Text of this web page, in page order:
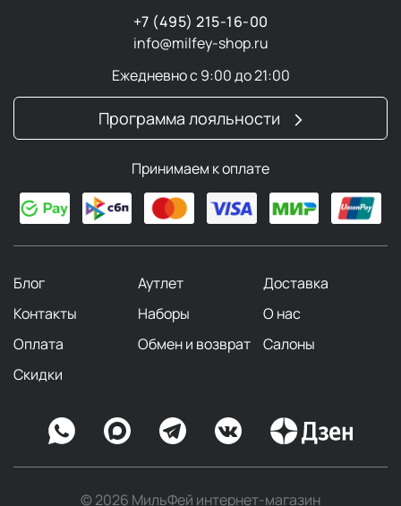
+7 (495) 215-16-00
info@milfey-shop.ru
Ежедневно с 9:00 до 21:00
Программа лояльности
Принимаем к оплате
Блог Аутлет
Доставка
Контакты
Наборы
О нас
Оплата
Обмен и возврат
Салоны
Скидки
© 2026 МильФей интернет-магазин